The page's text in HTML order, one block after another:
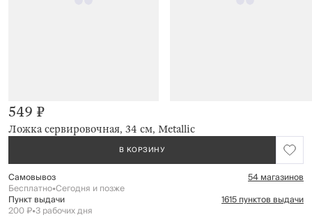
Ложка сервировочная, 34 см, Metallic
549 ₽
В КОРЗИНУ
Самовывоз 54 магазинов
Бесплатно•Сегодня и позже
Пункт выдачи 1615 пунктов выдачи
200 ₽•3 рабочих дня